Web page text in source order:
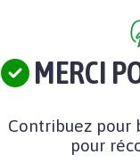
MERCI
Contribuez
pour